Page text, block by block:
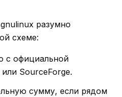
разумно
схеме:
с официальной
SourceForge.
сумму, если рядом